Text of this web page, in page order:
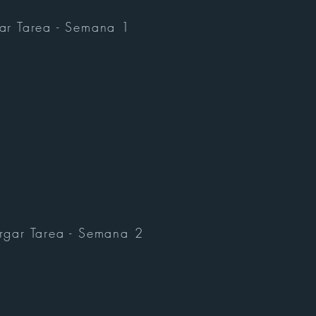
Tarea - Semana 1
Tarea - Semana 2